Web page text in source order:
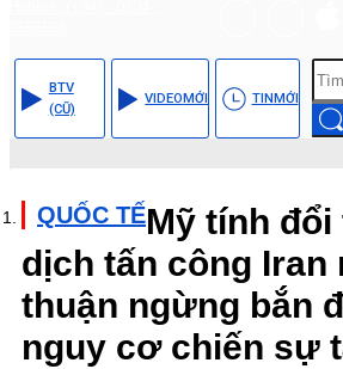
BTV
(CŨ)
VIDEOMỚI TINMỚI
QUỐC TẾMỹ tính đổi
dịch tấn công Iran
thuận ngừng bắn
nguy cơ chiến sự